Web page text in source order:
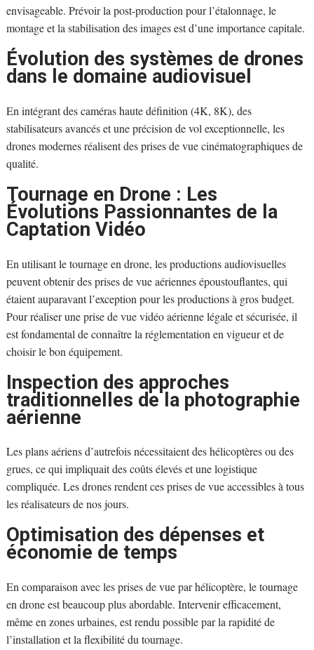
envisageable. Prévoir la post-production pour l’étalonnage, le
montage et la stabilisation des images est d’une importance capitale.
Évolution des systèmes de drones
dans le domaine audiovisuel
En intégrant des caméras haute définition (4K, 8K), des
stabilisateurs avancés et une précision de vol exceptionnelle, les
drones modernes réalisent des prises de vue cinématographiques de
qualité.
Tournage en Drone : Les
Évolutions Passionnantes de la
Captation Vidéo
En utilisant le tournage en drone, les productions audiovisuelles
peuvent obtenir des prises de vue aériennes époustouflantes, qui
étaient auparavant l’exception pour les productions à gros budget.
Pour réaliser une prise de vue vidéo aérienne légale et sécurisée, il
est fondamental de connaître la réglementation en vigueur et de
choisir le bon équipement.
Inspection des approches
traditionnelles de la photographie
aérienne
Les plans aériens d’autrefois nécessitaient des hélicoptères ou des
grues, ce qui impliquait des coûts élevés et une logistique
compliquée. Les drones rendent ces prises de vue accessibles à tous
les réalisateurs de nos jours.
Optimisation des dépenses et
économie de temps
En comparaison avec les prises de vue par hélicoptère, le tournage
en drone est beaucoup plus abordable. Intervenir efficacement,
même en zones urbaines, est rendu possible par la rapidité de
l’installation et la flexibilité du tournage.